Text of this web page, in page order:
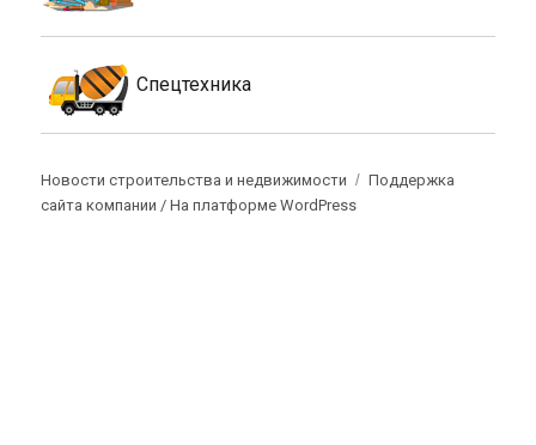
Спецтехника
Новости строительства и недвижимости
Поддержка
сайта компании /На платформе WordPress